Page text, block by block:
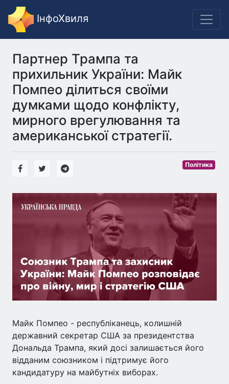
ІнфоХвиля
Партнер Трампа та
прихильник України: Майк
Помпео ділиться своїми
думками щодо конфлікту,
мирного врегулювання та
американської стратегії.
Політика
Майк Помпео - республіканець, колишній
державний секретар США за президентства
Дональда Трампа, який досі залишається його
відданим союзником і підтримує його
кандидатуру на майбутніх виборах.